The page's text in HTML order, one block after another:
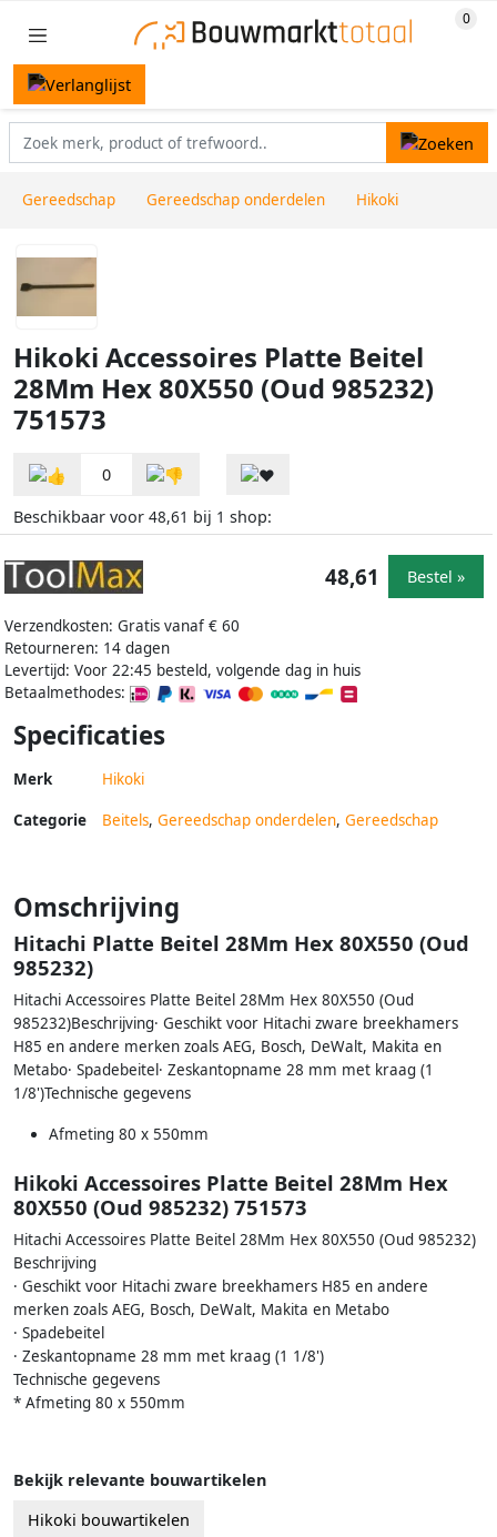
Gereedschap Gereedschap onderdelen Hikoki
Hikoki Accessoires Platte Beitel
28Mm Hex 80X550 (Oud 985232)
751573
0
Beschikbaar voor 48,61 bij 1 shop:
Verzendkosten: Gratis vanaf € 60
Retourneren: 14 dagen
Levertijd: Voor 22:45 besteld, volgende dag in huis
Betaalmethodes:
48,61 Bestel »
Specificaties
Merk Hikoki
Categorie Beitels, Gereedschap onderdelen, Gereedschap
Omschrijving
Hitachi Platte Beitel 28Mm Hex 80X550 (Oud
985232)
Hitachi Accessoires Platte Beitel 28Mm Hex 80X550 (Oud
985232)Beschrijving· Geschikt voor Hitachi zware breekhamers
H85 en andere merken zoals AEG, Bosch, DeWalt, Makita en
Metabo· Spadebeitel· Zeskantopname 28 mm met kraag (1
1/8')Technische gegevens
Afmeting 80 x 550mm
Hikoki Accessoires Platte Beitel 28Mm Hex
80X550 (Oud 985232) 751573
Hitachi Accessoires Platte Beitel 28Mm Hex 80X550 (Oud 985232)
Beschrijving
· Geschikt voor Hitachi zware breekhamers H85 en andere
merken zoals AEG, Bosch, DeWalt, Makita en Metabo
· Spadebeitel
· Zeskantopname 28 mm met kraag (1 1/8')
Technische gegevens
* Afmeting 80 x 550mm
Bekijk relevante bouwartikelen
Hikoki bouwartikelen